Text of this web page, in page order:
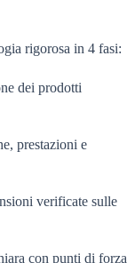
rigorosa in 4 fasi:
dei prodotti
prestazioni e
verificate sulle
con punti di forza